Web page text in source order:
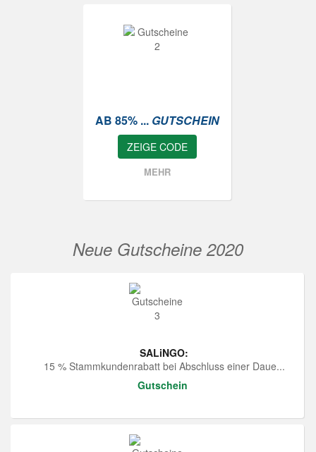
AB 85% ... GUTSCHEIN
ZEIGE CODE
MEHR
Neue Gutscheine 2020
SALiNGO:
15 % Stammkundenrabatt bei Abschluss einer Daue...
Gutschein